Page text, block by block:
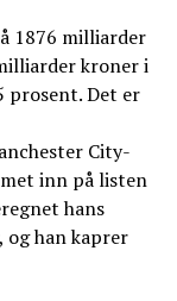
1876 milliarder
kroner i
prosent. Det er
City-
inn på listen
hans
han kaprer